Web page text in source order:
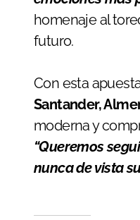
homenaje al
futuro.
Con esta
Santander,
moderna y
“Queremos
nunca de vista